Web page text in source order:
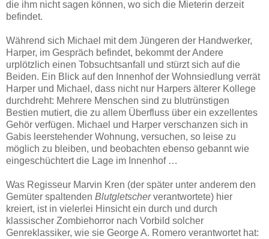
die ihm nicht sagen können, wo sich die Mieterin derzeit
befindet.
Während sich Michael mit dem Jüngeren der Handwerker,
Harper, im Gespräch befindet, bekommt der Andere
urplötzlich einen Tobsuchtsanfall und stürzt sich auf die
Beiden. Ein Blick auf den Innenhof der Wohnsiedlung verrät
Harper und Michael, dass nicht nur Harpers älterer Kollege
durchdreht: Mehrere Menschen sind zu blutrünstigen
Bestien mutiert, die zu allem Überfluss über ein exzellentes
Gehör verfügen. Michael und Harper verschanzen sich in
Gabis leerstehender Wohnung, versuchen, so leise zu
möglich zu bleiben, und beobachten ebenso gebannt wie
eingeschüchtert die Lage im Innenhof …
Was Regisseur Marvin Kren (der später unter anderem den
Gemüter spaltenden Blutgletscherverantwortete) hier
kreiert, ist in vielerlei Hinsicht ein durch und durch
klassischer Zombiehorror nach Vorbild solcher
Genreklassiker, wie sie George A. Romero verantwortet hat: